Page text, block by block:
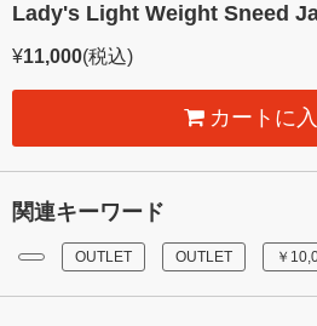
Lady's Light Weight Sneed
¥11,000(税込)
カートに
関連キーワード
OUTLET OUTLET ￥